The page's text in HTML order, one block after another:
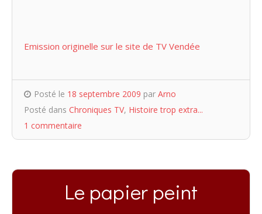
Emission originelle sur le site de TV Vendée
Posté le 18 septembre 2009 par Arno
Posté dans Chroniques TV, Histoire trop extra...
1 commentaire
Le papier peint